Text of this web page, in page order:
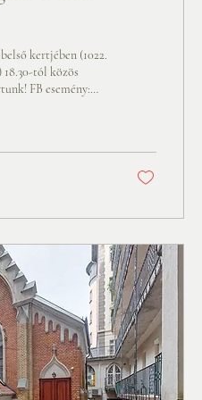
kertjében (1022.
tól közös
FB esemény:
- süti - gyümölcs -